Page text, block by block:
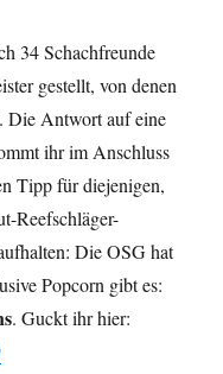
34 Schachfreunde
gestellt, von denen
Die Antwort auf eine
ihr im Anschluss
Tipp für diejenigen,
Reefschläger-
Die OSG hat
Popcorn gibt es:
. Guckt ihr hier: